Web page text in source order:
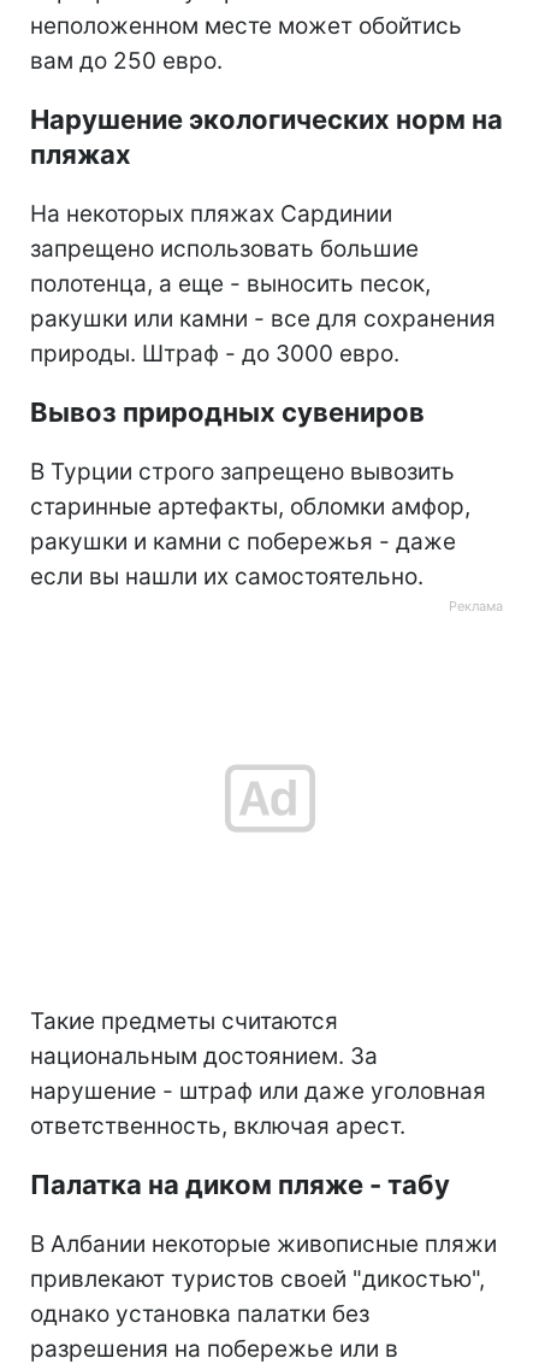
неположенном месте может обойтись
вам до 250 евро.
Нарушение экологических норм на
пляжах
На некоторых пляжах Сардинии
запрещено использовать большие
полотенца, а еще - выносить песок,
ракушки или камни - все для сохранения
природы. Штраф - до 3000 евро.
Вывоз природных сувениров
В Турции строго запрещено вывозить
старинные артефакты, обломки амфор,
ракушки и камни с побережья - даже
если вы нашли их самостоятельно.
Такие предметы считаются
национальным достоянием. За
нарушение - штраф или даже уголовная
ответственность, включая арест.
Палатка на диком пляже - табу
В Албании некоторые живописные пляжи
привлекают туристов своей "дикостью",
однако установка палатки без
разрешения на побережье или в